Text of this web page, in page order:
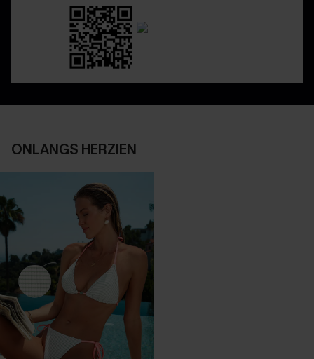
ONLANGS HERZIEN